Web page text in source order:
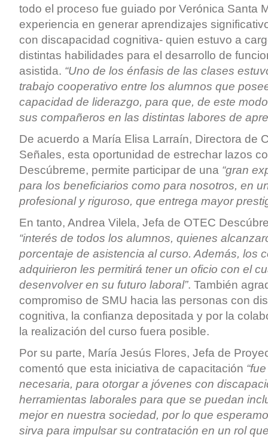
todo el proceso fue guiado por Verónica Santa
experiencia en generar aprendizajes
con discapacidad cognitiva- quien estuvo a
distintas habilidades para el desarrollo de
asistida. “Uno de los énfasis de las clases
trabajo cooperativo entre los alumnos que
capacidad de liderazgo, para que, de este
sus compañeros en las distintas labores de
De acuerdo a María Elisa Larraín, Directora de
Señales, esta oportunidad de estrechar lazos
Descúbreme, permite participar de una “gran
para los beneficiarios como para nosotros, en
profesional y riguroso, que entrega mayor
En tanto, Andrea Vilela, Jefa de OTEC
“interés de todos los alumnos, quienes
porcentaje de asistencia al curso. Además, los
adquirieron les permitirá tener un oficio con el
desenvolver en su futuro laboral”. También
compromiso de SMU hacia las personas con
cognitiva, la confianza depositada y por la
la realización del curso fuera posible.
Por su parte, María Jesús Flores, Jefa de
comentó que esta iniciativa de capacitación
necesaria, para otorgar a jóvenes con
herramientas laborales para que se puedan
mejor en nuestra sociedad, por lo que
sirva para impulsar su contratación en un rol